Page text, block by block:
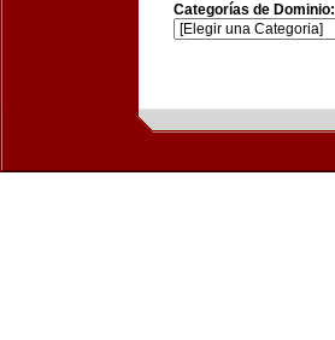
Categorías de Dominio: